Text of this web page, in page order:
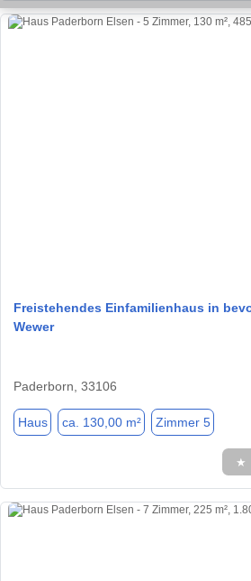
Freistehendes Einfamilienhaus in
Wewer
Paderborn, 33106
Haus ca. 130,00 m² Zimmer 5
★